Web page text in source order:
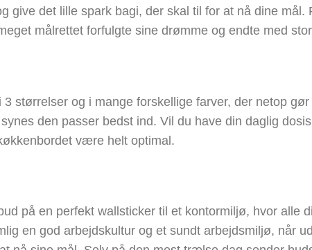
give det lille spark bagi, der skal til for at nå dine
målrettet forfulgte sine drømme og endte med
størrelser og i mange forskellige farver, der netop
den passer bedst ind. Vil du have din daglig
være helt optimal.
på en perfekt wallsticker til et kontormiljø, hvor alle
en god arbejdskultur og et sundt arbejdsmiljø, når